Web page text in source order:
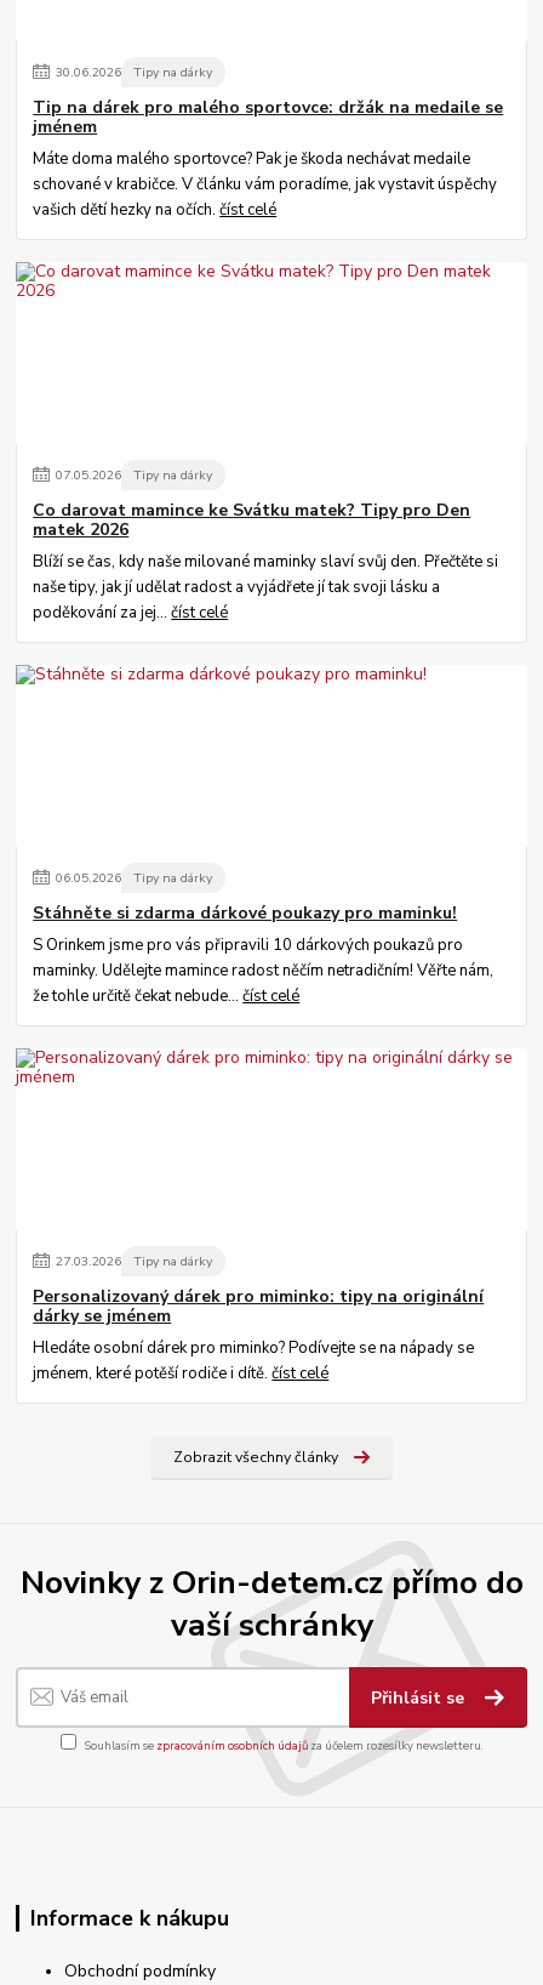
30.06.2026 Tipy na dárky
Tip na dárek pro malého sportovce: držák na medaile se
jménem
Máte doma malého sportovce? Pak je škoda nechávat medaile
schované v krabičce. V článku vám poradíme, jak vystavit úspěchy
vašich dětí hezky na očích.číst celé
07.05.2026 Tipy na dárky
Co darovat mamince ke Svátku matek? Tipy pro Den
matek 2026
Blíží se čas, kdy naše milované maminky slaví svůj den. Přečtěte si
naše tipy, jak jí udělat radost a vyjádřete jí tak svoji lásku a
poděkování za jej...číst celé
06.05.2026 Tipy na dárky
Stáhněte si zdarma dárkové poukazy pro maminku!
S Orinkem jsme pro vás připravili 10 dárkových poukazů pro
maminky. Udělejte mamince radost něčím netradičním! Věřte nám,
že tohle určitě čekat nebude...číst celé
27.03.2026 Tipy na dárky
Personalizovaný dárek pro miminko: tipy na originální
dárky se jménem
Hledáte osobní dárek pro miminko? Podívejte se na nápady se
jménem, které potěší rodiče i dítě.číst celé
Zobrazit všechny články
Novinky z Orin-detem.cz přímo do
vaší schránky
Přihlásit se
Souhlasím se zpracováním osobních údajůza účelem rozesílky newsletteru.
Informace k nákupu
Obchodní podmínky